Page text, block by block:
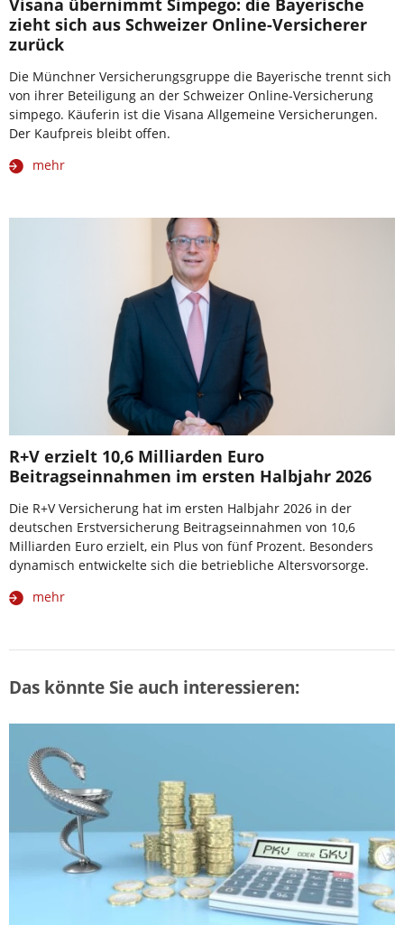
zieht sich aus Schweizer Online-Versicherer
zurück
Die Münchner Versicherungsgruppe die Bayerische trennt sich
von ihrer Beteiligung an der Schweizer Online-Versicherung
simpego. Käuferin ist die Visana Allgemeine Versicherungen.
Der Kaufpreis bleibt offen.
mehr
R+V erzielt 10,6 Milliarden Euro
Beitragseinnahmen im ersten Halbjahr 2026
Die R+V Versicherung hat im ersten Halbjahr 2026 in der
deutschen Erstversicherung Beitragseinnahmen von 10,6
Milliarden Euro erzielt, ein Plus von fünf Prozent. Besonders
dynamisch entwickelte sich die betriebliche Altersvorsorge.
mehr
Das könnte Sie auch interessieren: